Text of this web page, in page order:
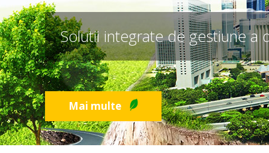
Solutii integrate de gestiune a
Mai multe